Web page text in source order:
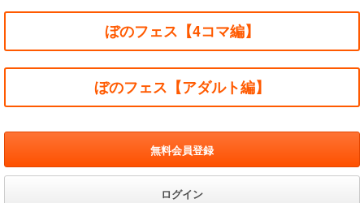
ぼのフェス【4コマ編】
ぼのフェス【アダルト編】
無料会員登録
ログイン